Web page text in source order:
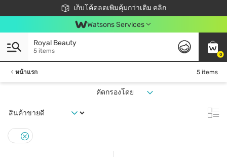
เก็บโค้ดลดเพิ่มคุ้มกว่าเดิม คลิก
ชอปออนไลน์ครั้งแรก ลดเพิ่มจุก ๆ 10%! 🎉
📦ส่งฟรี! เมื่อชอป 499฿
สมาชิกวัตสัน คลับดียังไง?
Watsons Services
0
Royal Beauty
5 items
หน้าแรก 5 items
คัดกรองโดย